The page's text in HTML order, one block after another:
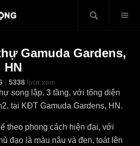
Gamuda Gardens,
HN
| 5338 lượt xem
song lập, 3 tầng, với tổng diện
tại KĐT Gamuda Gardens, HN.
theo phong cách hiện đại, với
đạo là màu nâu và đen, toát lên